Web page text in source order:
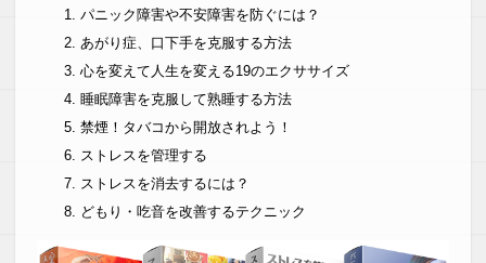
パニック障害や不安障害を防ぐには？
あがり症、口下手を克服する方法
心を変えて人生を変える19のエクササイズ
睡眠障害を克服して熟睡する方法
禁煙！タバコから開放されよう！
ストレスを管理する
ストレスを消去するには？
どもり・吃音を改善するテクニック